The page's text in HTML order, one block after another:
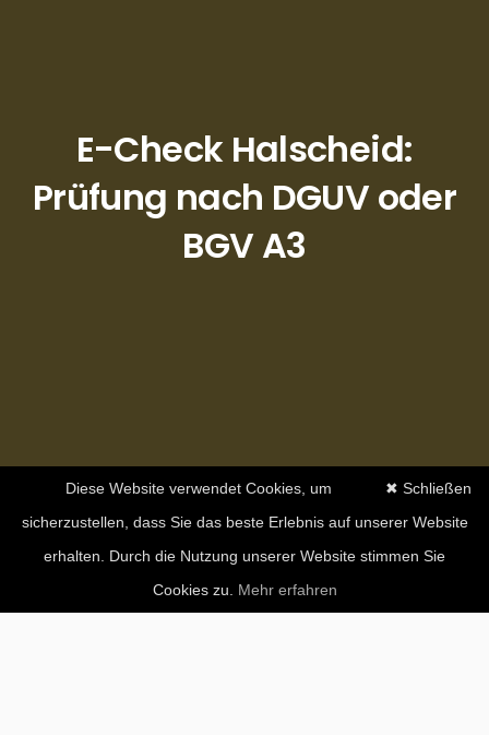
E-Check Halscheid:
Prüfung nach DGUV oder
BGV A3
✖ Schließen
Diese Website verwendet Cookies, um
sicherzustellen, dass Sie das beste Erlebnis auf unserer Website
erhalten. Durch die Nutzung unserer Website stimmen Sie
Cookies zu. Mehr erfahren